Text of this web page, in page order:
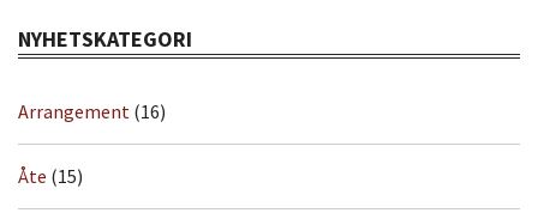
NYHETSKATEGORI
Arrangement (16)
Åte (15)